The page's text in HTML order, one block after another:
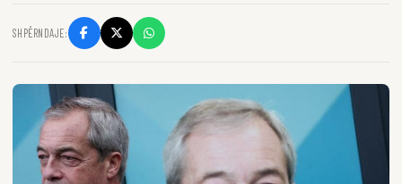
SHPËRNDAJE: